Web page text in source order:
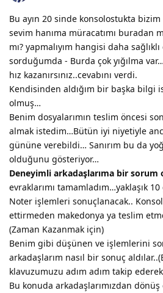
Bu ayın 20 sinde konsolostukta
sevim hanıma müracatımı buradan
mı? yapmalıyım hangisi daha
sorduğumda - Burda çok yığılma
hız kazanırsınız..cevabını verdi.
Kendisinden aldığım bir başka bilgi
olmuş…
Benim dosyalarımın teslim öncesi
almak istedim…Bütün iyi niyetiyle
gününe verebildi… Sanırım bu da
olduğunu gösteriyor…
Deneyimli arkadaşlarıma bir sorum
evraklarımı tamamladım…yaklaşık
Noter işlemleri sonuçlanacak..
ettirmeden makedonya ya teslim
(Zaman Kazanmak için)
Benim gibi düşünen ve işlemlerini
arkadaşlarım nasıl bir sonuç
klavuzumuzu adım adım takip
Bu konuda arkadaşlarımızdan